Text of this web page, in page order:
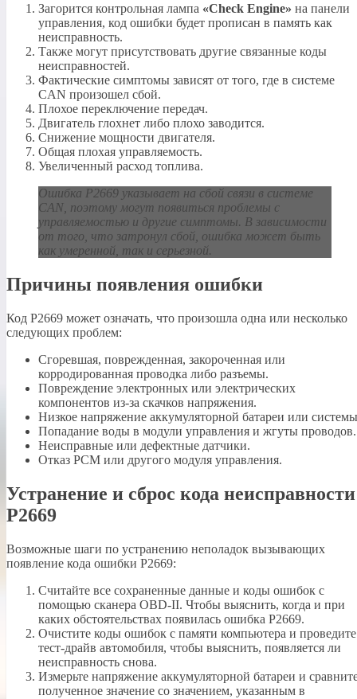
Загорится контрольная лампа «Check Engine» на панели
управления, код ошибки будет прописан в память как
неисправность.
Также могут присутствовать другие связанные коды
неисправностей.
Фактические симптомы зависят от того, где в системе
CAN произошел сбой.
Плохое переключение передач.
Двигатель глохнет либо плохо заводится.
Снижение мощности двигателя.
Общая плохая управляемость.
Увеличенный расход топлива.
Ошибка P2669 указывает на сбой связи в системе
CAN, поэтому могут появиться проблемы с
управляемостью и другие симптомы. В зависимости
от того, что затронул сбой, ошибка может быть
как умеренной, так и серьезной.
Причины появления ошибки
Код P2669 может означать, что произошла одна или несколько
следующих проблем:
Сгоревшая, поврежденная, закороченная или
корродированная проводка либо разъемы.
Повреждение электронных или электрических
компонентов из-за скачков напряжения.
Низкое напряжение аккумуляторной батареи или
Попадание воды в модули управления и жгуты проводов.
Неисправные или дефектные датчики.
Отказ PCM или другого модуля управления.
Устранение и сброс кода неисправности
P2669
Возможные шаги по устранению неполадок вызывающих
появление кода ошибки P2669:
Считайте все сохраненные данные и коды ошибок с
помощью сканера OBD-II. Чтобы выяснить, когда и при
каких обстоятельствах появилась ошибка P2669.
Очистите коды ошибок с памяти компьютера и проведите
тест-драйв автомобиля, чтобы выяснить, появляется ли
неисправность снова.
Измерьте напряжение аккумуляторной батареи и
полученное значение со значением, указанным в